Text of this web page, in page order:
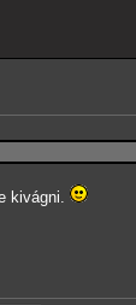
kivágni.